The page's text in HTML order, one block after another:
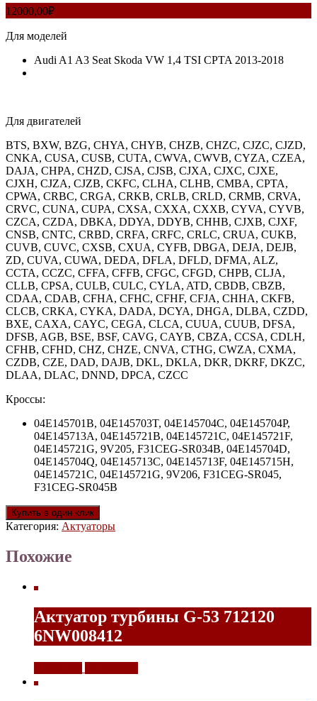
12000,00₽
Для моделей
Audi A1 A3 Seat Skoda VW 1,4 TSI CPTA 2013-2018
Для двигателей
BTS, BXW, BZG, CHYA, CHYB, CHZB, CHZC, CJZC, CJZD,
CNKA, CUSA, CUSB, CUTA, CWVA, CWVB, CYZA, CZEA,
DAJA, CHPA, CHZD, CJSA, CJSB, CJXA, CJXC, CJXE,
CJXH, CJZA, CJZB, CKFC, CLHA, CLHB, CMBA, CPTA,
CPWA, CRBC, CRGA, CRKB, CRLB, CRLD, CRMB, CRVA,
CRVC, CUNA, CUPA, CXSA, CXXA, CXXB, CYVA, CYVB,
CZCA, CZDA, DBKA, DDYA, DDYB, CHHB, CJXB, CJXF,
CNSB, CNTC, CRBD, CRFA, CRFC, CRLC, CRUA, CUKB,
CUVB, CUVC, CXSB, CXUA, CYFB, DBGA, DEJA, DEJB,
ZD, CUVA, CUWA, DEDA, DFLA, DFLD, DFMA, ALZ,
CCTA, CCZC, CFFA, CFFB, CFGC, CFGD, CHPB, CLJA,
CLLB, CPSA, CULB, CULC, CYLA, ATD, CBDB, CBZB,
CDAA, CDAB, CFHA, CFHC, CFHF, CFJA, CHHA, CKFB,
CLCB, CRKA, CYKA, DADA, DCYA, DHGA, DLBA, CZDD,
BXE, CAXA, CAYC, CEGA, CLCA, CUUA, CUUB, DFSA,
DFSB, AGB, BSE, BSF, CAVG, CAYB, CBZA, CCSA, CDLH,
CFHB, CFHD, CHZ, CHZE, CNVA, CTHG, CWZA, CXMA,
CZDB, CZE, DAD, DAJB, DKL, DKLA, DKR, DKRF, DKZC,
DLAA, DLAC, DNND, DPCA, CZCC
Кроссы:
04E145701B, 04E145703T, 04E145704C, 04E145704P,
04E145713A, 04E145721B, 04E145721C, 04E145721F,
04E145721G, 9V205, F31CEG-SR034B, 04E145704D,
04E145704Q, 04E145713C, 04E145713F, 04E145715H,
04E145721C, 04E145721G, 9V206, F31CEG-SR045,
F31CEG-SR045B
Купить в один клик
Категория: Актуаторы
Похожие
Актуатор турбины G-53 712120
6NW008412